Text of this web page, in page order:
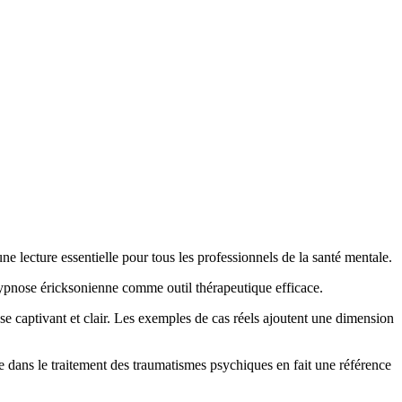
lecture essentielle pour tous les professionnels de la santé mentale.
éricksonienne comme outil thérapeutique efficace.
captivant et clair. Les exemples de cas réels ajoutent une dimension
le traitement des traumatismes psychiques en fait une référence